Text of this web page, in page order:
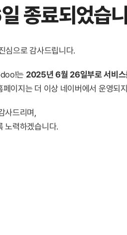
종료되었습
심으로 감사드립니다.
는 2025년 6월 26일부로 서비스
이지는 더 이상 네이버에서 운영되
사드리며,
노력하겠습니다.